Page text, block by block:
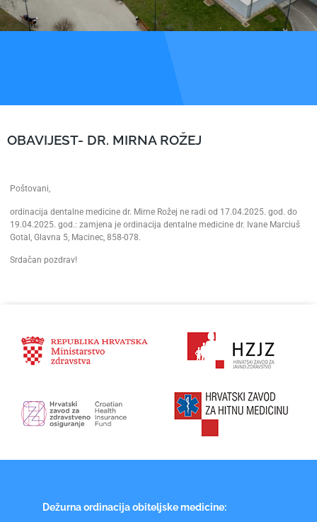
OBAVIJEST- DR. MIRNA ROŽEJ
Poštovani,
ordinacija dentalne medicine dr. Mirne Rožej ne radi od 17.04.2025. god. do
19.04.2025. god.: zamjena je ordinacija dentalne medicine dr. Ivane Marciuš
Gotal, Glavna 5, Macinec, 858-078.
Srdačan pozdrav!
Dežurna ordinacija obiteljske medicine: